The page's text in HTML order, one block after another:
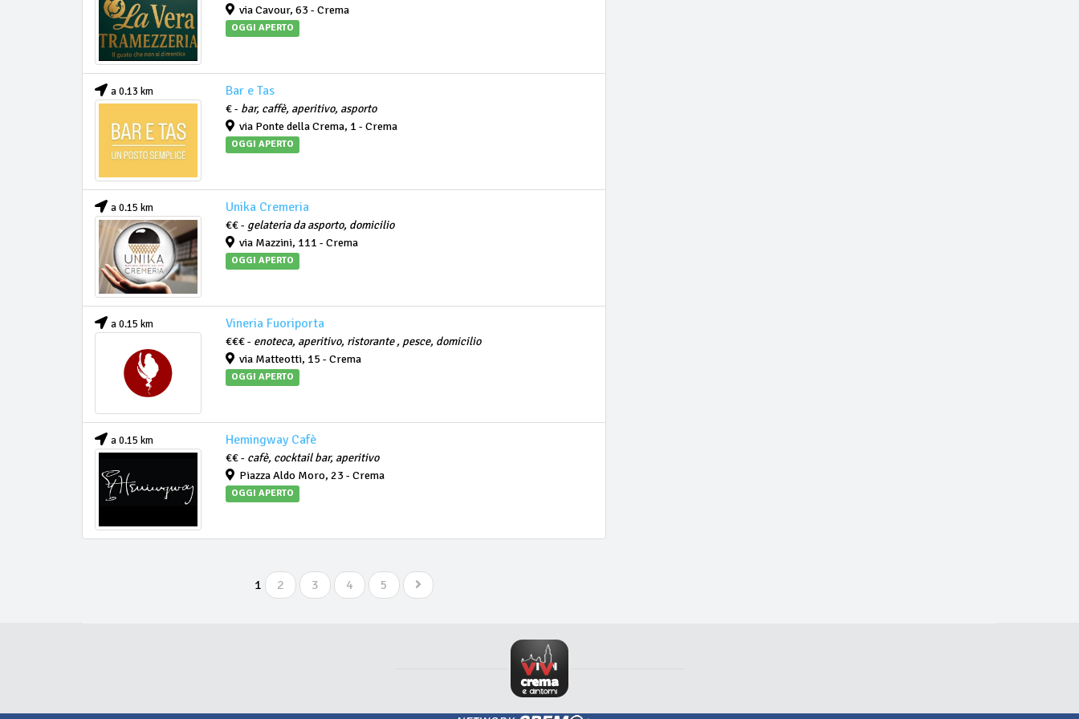
via Cavour, 63 - Crema
OGGI APERTO
a 0.13 km Bar e Tas
€ - bar, caffè, aperitivo, asporto
via Ponte della Crema, 1 - Crema
OGGI APERTO
a 0.15 km Unika Cremeria
€€ - gelateria da asporto, domicilio
via Mazzini, 111 - Crema
OGGI APERTO
a 0.15 km Vineria Fuoriporta
€€€ - enoteca, aperitivo, ristorante , pesce, domicilio
via Matteotti, 15 - Crema
OGGI APERTO
a 0.15 km Hemingway Cafè
€€ - cafè, cocktail bar, aperitivo
Piazza Aldo Moro, 23 - Crema
OGGI APERTO
1 2 3 4 5